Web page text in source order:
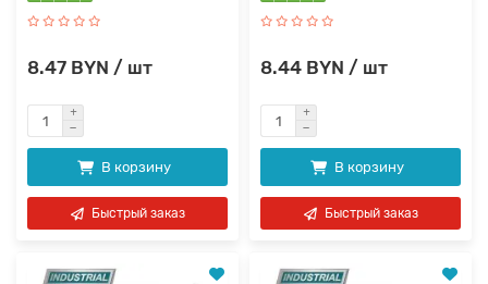
8.47 BYN / шт
В корзину
Быстрый заказ
8.44 BYN / шт
В корзину
Быстрый заказ